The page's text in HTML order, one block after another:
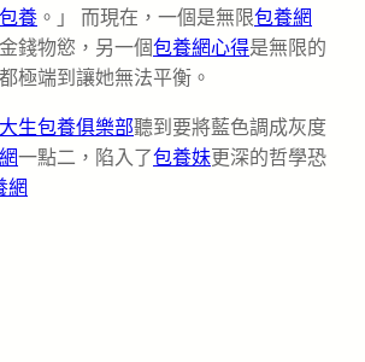
包養 。」 而現在，一個是無限包養網
金錢物慾，另一個包養網心得是無限的
極端到讓她無法平衡。
生包養俱樂部聽到要將藍色調成灰度
一點二，陷入了包養妹更深的哲學恐
網